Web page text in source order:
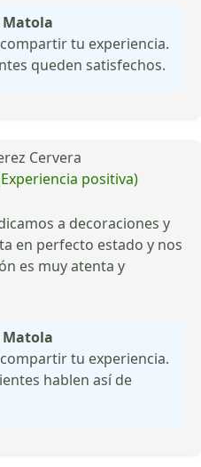
Matola
tu experiencia.
queden satisfechos.
Cervera
positiva)
a decoraciones y
en perfecto estado y nos
es muy atenta y
Matola
tu experiencia.
hablen así de